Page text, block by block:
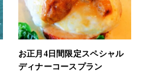
お正月4日間限定スペシャル
ディナーコースプラン